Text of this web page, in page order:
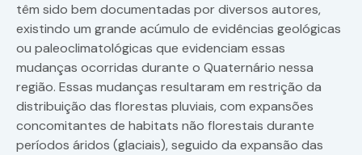
têm sido bem documentadas por diversos autores,
existindo um grande acúmulo de evidências geológicas
ou paleoclimatológicas que evidenciam essas
mudanças ocorridas durante o Quaternário nessa
região. Essas mudanças resultaram em restrição da
distribuição das florestas pluviais, com expansões
concomitantes de habitats não florestais durante
períodos áridos (glaciais), seguido da expansão das